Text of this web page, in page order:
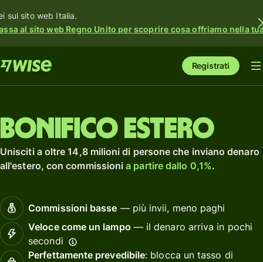
sul sito web Italia.
al sito web Regno Unito per scoprire cosa offriamo nella
Registrati
Bonifico estero
Unisciti a oltre 14,8 milioni di persone che inviano denaro
all'estero, con commissionia partire dallo 0,1%.
Commissioni basse — più invii, meno paghi
Veloce come un lampo — il denaro arriva in pochi
secondi
Perfettamente prevedibile: blocca un tasso di